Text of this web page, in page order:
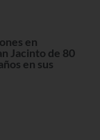
en
Jacinto de 80
en sus